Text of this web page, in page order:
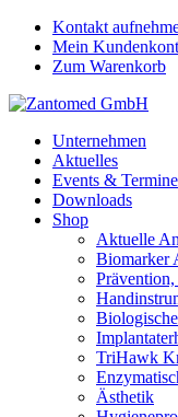
Kontakt
Mein
Zum Warenkorb
Unternehmen
Aktuelles
Events & Termine
Downloads
Shop
Aktuelle
Biomarker
TriHawk
Ästhetik